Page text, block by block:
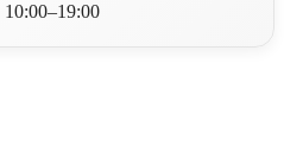
10:00–19:00